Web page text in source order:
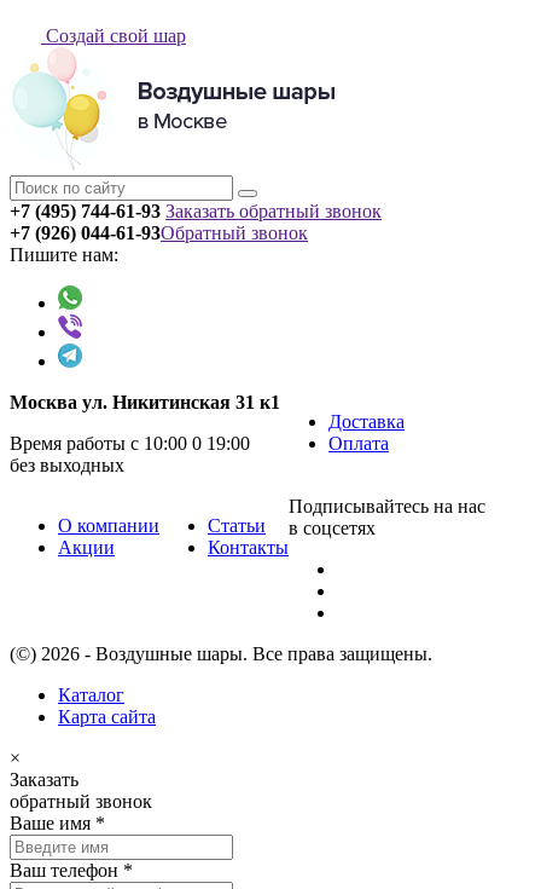
Создай свой шар
+7 (495) 744-61-93 Заказать обратный звонок
+7 (926) 044-61-93
Пишите нам:
Обратный звонок
Москва ул. Никитинская 31 к1
Время работы с 10:00 0 19:00
без выходных
Доставка
Оплата
О компании
Акции
Статьи
Контакты
Подписывайтесь на нас
в соцсетях
(©) 2026 - Воздушные шары. Все права защищены.
Каталог
Карта сайта
×
Заказать
обратный звонок
Ваше имя *
Ваш телефон *